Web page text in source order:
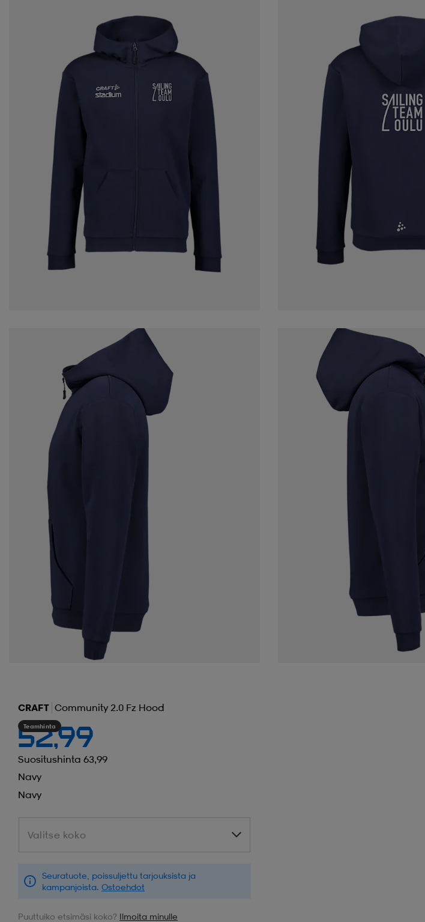
CRAFT Community 2.0 Fz Hood
Teamhinta
52,99
Suositushinta 63,99
Navy
Navy
Valitse koko
Valitse koko
Seuratuote, poissuljettu tarjouksista ja
kampanjoista. Ostoehdot
Puuttuiko etsimäsi koko? Ilmoita minulle